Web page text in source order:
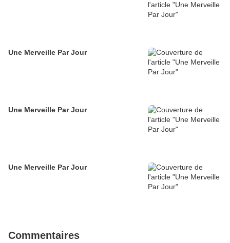
Une Merveille Par Jour
Une Merveille Par Jour
Une Merveille Par Jour
Commentaires